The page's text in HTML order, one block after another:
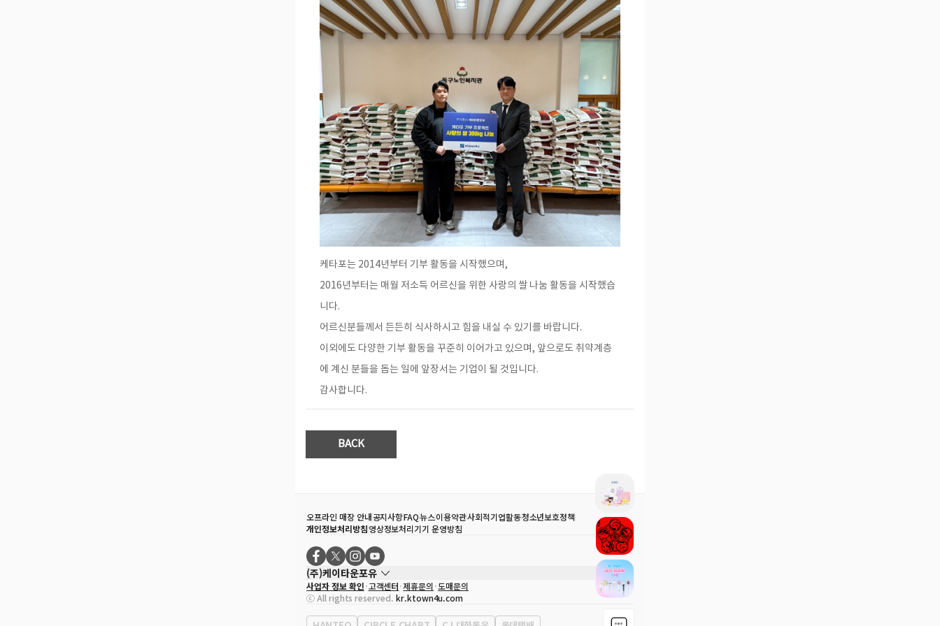
케타포는 2014년부터 기부 활동을 시작했으며,
2016년부터는 매월 저소득 어르신을 위한 사랑의 쌀 나눔 활동을 시작했습
니다.
어르신분들께서 든든히 식사하시고 힘을 내실 수 있기를 바랍니다.
이외에도 다양한 기부 활동을 꾸준히 이어가고 있으며, 앞으로도 취약계층
에 계신 분들을 돕는 일에 앞장서는 기업이 될 것입니다.
감사합니다.
BACK